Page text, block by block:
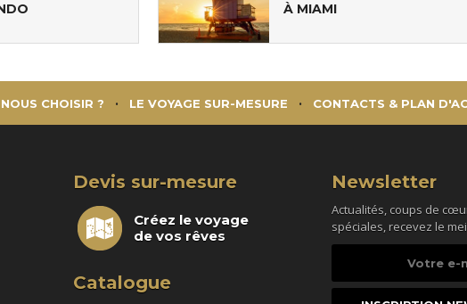
À MIAMI
CHOISIR ? LE VOYAGE SUR-MESURE CONTACTS & PLAN
Devis sur-mesure
Créez le voyage
de vos rêves
Catalogue
Newsletter
Actualités, coups de
spéciales, recevez le